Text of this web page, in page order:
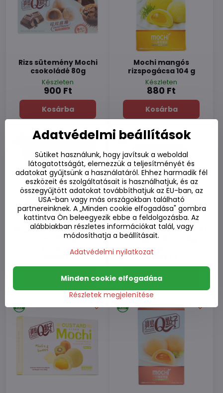
Rizs sütemény Mochi
csokoládé 80g
Készleten
900 Ft
Kosárba
Mochi mangós
rizspogácsa 104 g
Készleten
880 Ft
Kosárba
Rizs sütemények Mochi
mix 250g
Készleten
2090 Ft
Kosárba
Rizs sütemények Mochi
mix gyümölcs 120g
Készleten
1050 Ft
Kosárba
Adatvédelmi beállítások
Sütiket használunk, hogy javítsuk a weboldal
látogatottságát, elemezzük a teljesítményét és
adatokat gyűjtsünk a használatáról. Ehhez harmadik fél
eszközeit és szolgáltatásait is használhatjuk, és az
összegyűjtött adatokat továbbíthatjuk az EU-ban, az
USA-ban vagy más országokban található
partnereinknek. A „Minden cookie elfogadása" gombra
kattintva Ön beleegyezik ebbe a feldolgozásba. Az
alábbiakban részletes információkat talál, vagy
módosíthatja a beállításait.
Adatvédelmi nyilatkozat
Részletek megjelenítése
Minden cookie elfogadása